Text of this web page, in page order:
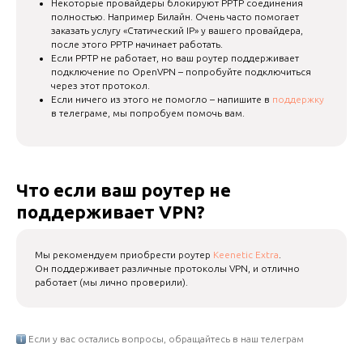
Некоторые провайдеры блокируют PPTP соединения
полностью. Например Билайн. Очень часто помогает
заказать услугу «Статический IP» у вашего провайдера,
после этого PPTP начинает работать.
Если PPTP не работает, но ваш роутер поддерживает
подключение по OpenVPN – попробуйте подключиться
через этот протокол.
Если ничего из этого не помогло – напишите в поддержку
в телеграме, мы попробуем помочь вам.
Что если ваш роутер не
поддерживает VPN?
Мы рекомендуем приобрести роутер Keenetic Extra
Он поддерживает различные протоколы VPN, и отлично
работает (мы лично проверили).
Если у вас остались вопросы, обращайтесь в наш телеграм